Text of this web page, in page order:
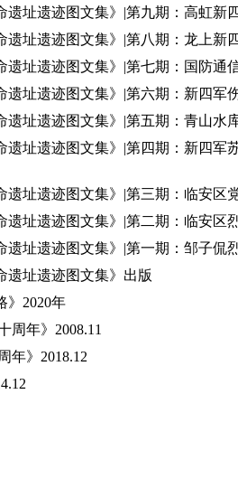
址遗迹图文集》|第九期：高虹新
址遗迹图文集》|第八期：龙上新
址遗迹图文集》|第七期：国防通
址遗迹图文集》|第六期：新四军
址遗迹图文集》|第五期：青山水
址遗迹图文集》|第四期：新四军
址遗迹图文集》|第三期：临安区
址遗迹图文集》|第二期：临安区
址遗迹图文集》|第一期：邹子侃
址遗迹图文集》出版
》2020年
周年》2008.11
年》2018.12